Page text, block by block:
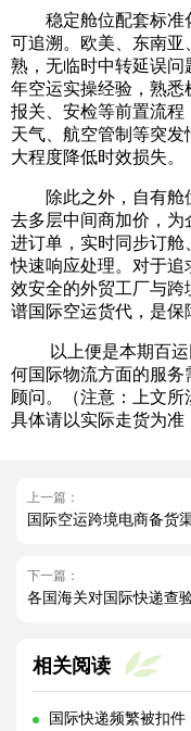
稳定舱位配套标准
可追溯。欧美、东南
熟，无临时中转延误
年空运实操经验，熟悉
报关、安检等前置流程
天气、航空管制等突
大程度降低时效损失。
除此之外，自有舱
去多层中间商加价，
进订单，实时同步订
快速响应处理。对于
效安全的外贸工厂与
谱国际空运货代，是保
以上便是本期百运
何国际物流方面的服
顾问。（注意：上文所
具体请以实际走货为准
上一篇：
下一篇：
相关阅读
国际快递频繁被扣件，到